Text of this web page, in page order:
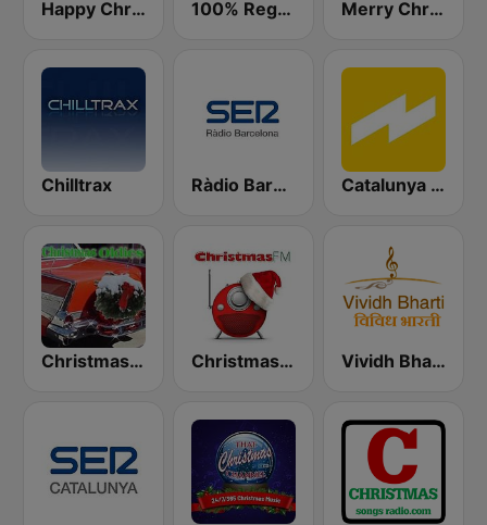
Happy Christmas Radio 100% Reggaeton Radio Merry Christmas Radio
Chilltrax Ràdio Barcelona SER Catalunya Ràdio
Christmas Oldies Christmas FM Vividh Bharti (विविध भारती)